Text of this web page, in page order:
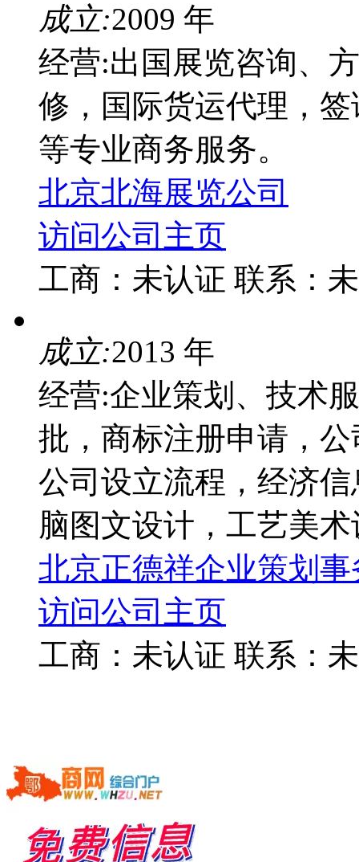
成立:2009 年
经营:出国展览咨询、
修，国际货运代理，
等专业商务服务。
北京北海展览公司
访问公司主页
工商： 未认证 联系：
成立:2013 年
经营:企业策划、技术
批，商标注册申请，
公司设立流程，经济
脑图文设计，工艺美
北京正德祥企业策划事
访问公司主页
工商： 未认证 联系：